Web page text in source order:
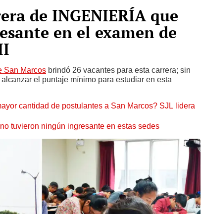
de INGENIERÍA que
en el examen de
San Marcos brindó 26 vacantes para esta carrera; sin
el puntaje mínimo para estudiar en esta
cantidad de postulantes a San Marcos? SJL lidera
tuvieron ningún ingresante en estas sedes